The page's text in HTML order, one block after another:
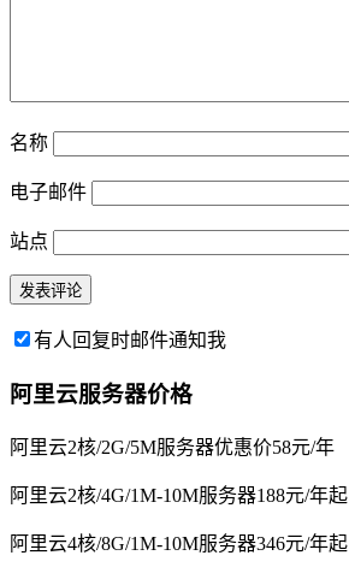
名称
电子邮件
站点
有人回复时邮件通知我
阿里云服务器价格
阿里云2核/2G/5M服务器优惠价58元/年
阿里云2核/4G/1M-10M服务器188元/年起
阿里云4核/8G/1M-10M服务器346元/年起